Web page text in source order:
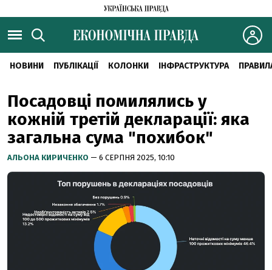
НОВИНИ ПУБЛІКАЦІЇ КОЛОНКИ ІНФРАСТРУКТУРА
Посадовці помилялись у
кожній третій декларації: яка
загальна сума "похибок"
АЛЬОНА КИРИЧЕНКО — 6 СЕРПНЯ 2025, 10:10